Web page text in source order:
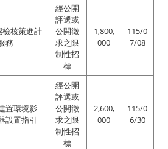
檢核策進計
務
經公開
評選或
公開徵
求之限
制性招
標
1,800,
000
115/0
7/08
置環境影
設置指引
經公開
評選或
公開徵
求之限
制性招
標
2,600,
000
115/0
6/30